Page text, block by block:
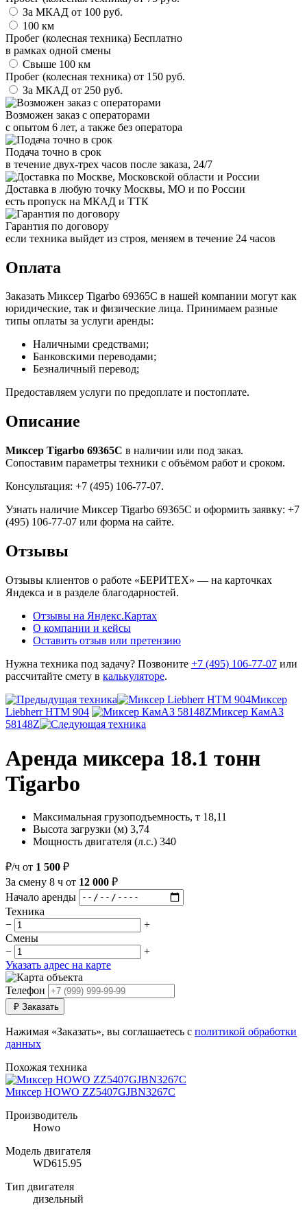
За МКАД от 100 руб.
100 км
Пробег (колесная техника) Бесплатно
в рамках одной смены
Свыше 100 км
Пробег (колесная техника) от 150 руб.
За МКАД от 250 руб.
Возможен заказ с операторами
с опытом 6 лет, а также без оператора
Подача точно в срок
в течение двух-трех часов после заказа, 24/7
Доставка в любую точку Москвы, МО и по России
есть пропуск на МКАД и ТТК
Гарантия по договору
если техника выйдет из строя, меняем в течение 24 часов
Оплата
Заказать Миксер Tigarbo 69365C в нашей компании могут как
юридические, так и физические лица. Принимаем разные
типы оплаты за услуги аренды:
Наличными средствами;
Банковскими переводами;
Безналичный перевод;
Предоставляем услуги по предоплате и постоплате.
Описание
Миксер Tigarbo 69365C в наличии или под заказ.
Сопоставим параметры техники с объёмом работ и сроком.
Консультация: +7 (495) 106-77-07.
Узнать наличие Миксер Tigarbo 69365C и оформить заявку: +7
(495) 106-77-07 или форма на сайте.
Отзывы
Отзывы клиентов о работе «БЕРИТЕХ» — на карточках
Яндекса и в разделе благодарностей.
Отзывы на Яндекс.Картах
О компании и кейсы
Оставить отзыв или претензию
Нужна техника под задачу? Позвоните +7 (495) 106-77-07 или
рассчитайте смету в калькуляторе.
Миксер
Liebherr HTM 904
Миксер КамАЗ
58148Z
Аренда миксера 18.1 тонн
Tigarbo
Максимальная грузоподъемность, т 18,11
Высота загрузки (м) 3,74
Мощность двигателя (л.с.) 340
₽/ч от 1 500 ₽
За смену 8 ч от 12 000 ₽
Начало аренды
Техника
−
+
Смены
−
+
Указать адрес на карте
Телефон
₽ Заказать
Нажимая «Заказать», вы соглашаетесь с политикой обработки
данных
Похожая техника
Миксер HOWO ZZ5407GJBN3267C
Производитель
Howo
Модель двигателя
WD615.95
Тип двигателя
дизельный